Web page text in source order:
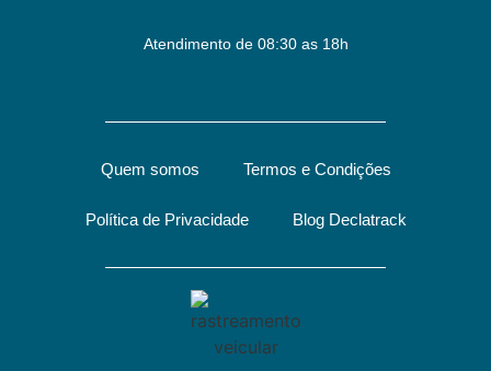
Atendimento de 08:30 as 18h
Quem somos Termos e Condições
Política de Privacidade Blog Declatrack